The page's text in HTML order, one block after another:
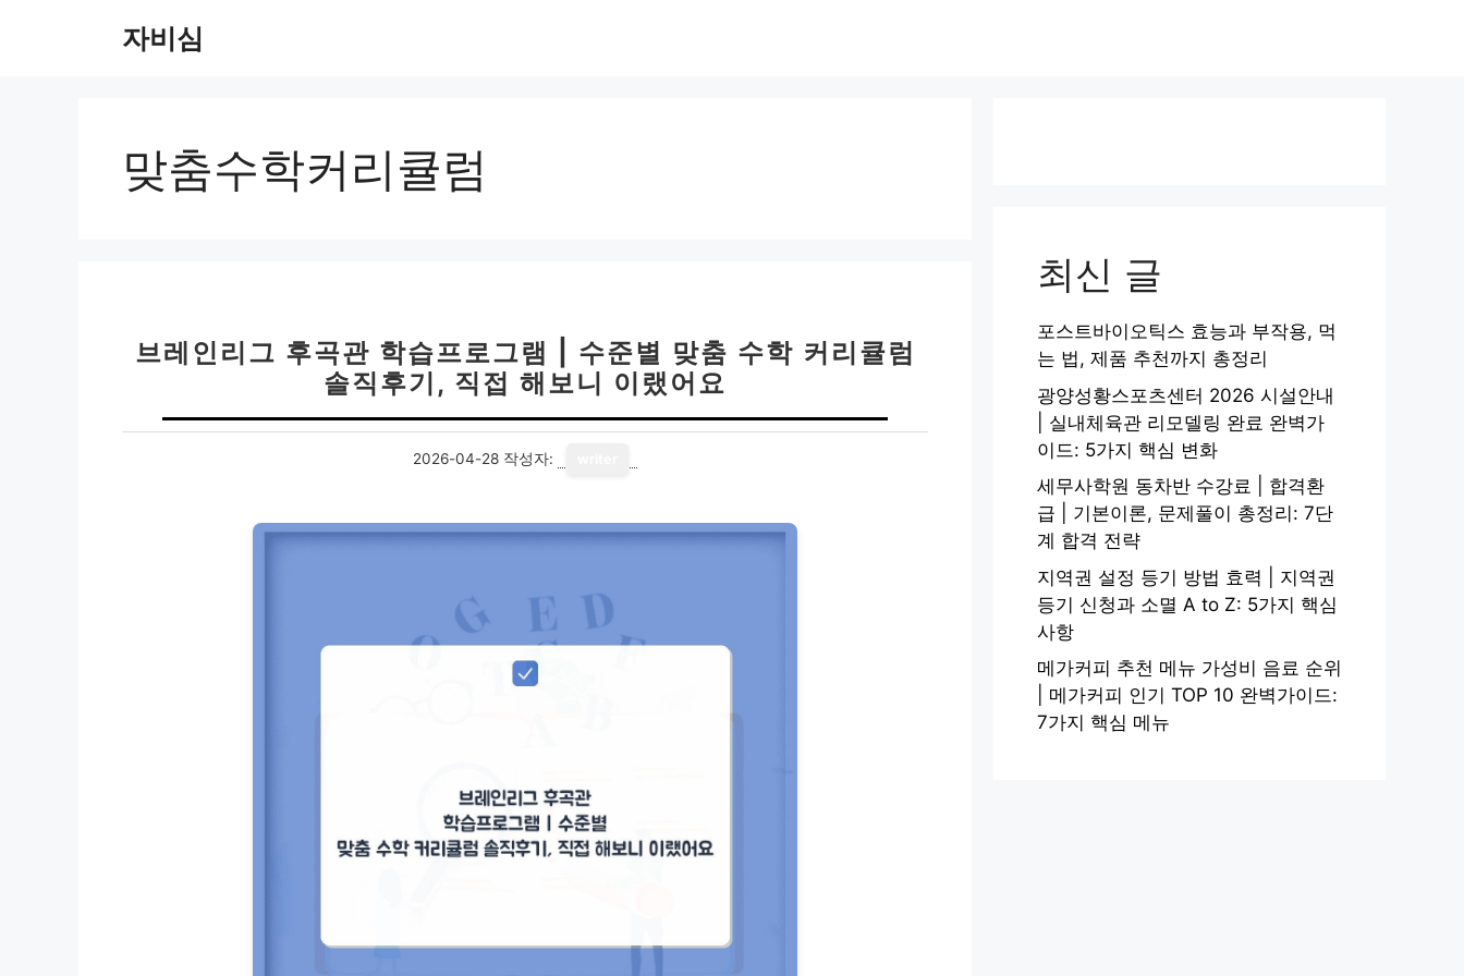
자비심
맞춤수학커리큘럼
브레인리그 후곡관 학습프로그램 | 수준별 맞춤 수학 커리큘럼
솔직후기, 직접 해보니 이랬어요
2026-04-28 작성자:
최신 글
포스트바이오틱스 효능과 부작용, 먹
는 법, 제품 추천까지 총정리
광양성황스포츠센터 2026 시설안내
| 실내체육관 리모델링 완료 완벽가
이드: 5가지 핵심 변화
세무사학원 동차반 수강료 | 합격환
급 | 기본이론, 문제풀이 총정리: 7단
계 합격 전략
지역권 설정 등기 방법 효력 | 지역권
등기 신청과 소멸 A to Z: 5가지 핵심
사항
메가커피 추천 메뉴 가성비 음료 순위
| 메가커피 인기 TOP 10 완벽가이드:
7가지 핵심 메뉴